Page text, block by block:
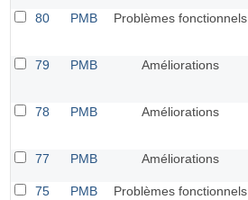
80 PMB Problèmes fonctionnels
79 PMB Améliorations
78 PMB Améliorations
77 PMB Améliorations
75 PMB Problèmes fonctionnels